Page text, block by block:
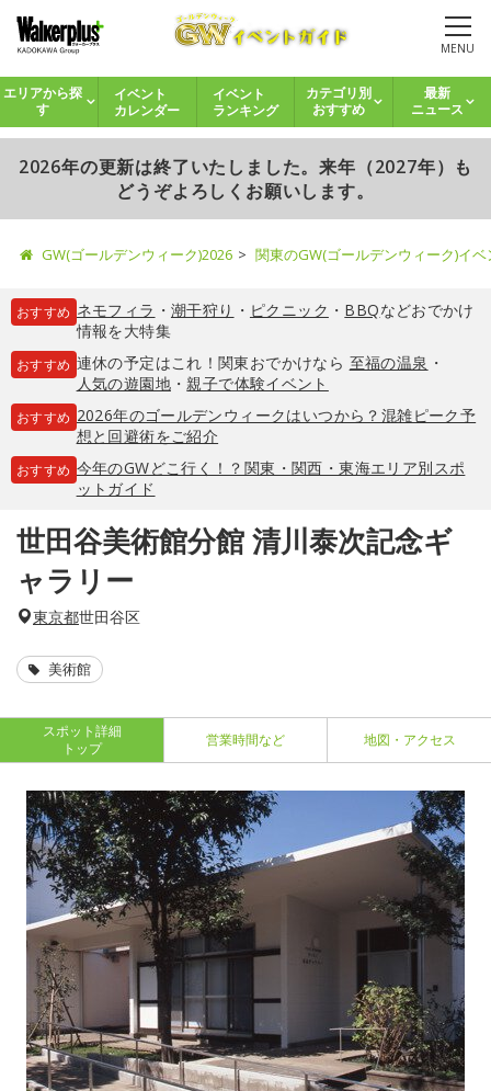
MENU
エリアから探
す
イベント
カレンダー
イベント
ランキング
カテゴリ別
おすすめ
最新
ニュース
2026年の更新は終了いたしました。来年（2027年）も
どうぞよろしくお願いします。
GW(ゴールデンウィーク)2026 関東のGW(ゴールデンウィーク)イ
おすすめ ネモフィラ ・ 潮干狩り ・ ピクニック ・ BBQなどおでかけ
情報を大特集
おすすめ 連休の予定はこれ！関東おでかけなら 至福の温泉 ・
人気の遊園地・親子で体験イベント
おすすめ 2026年のゴールデンウィークはいつから？混雑ピーク予
想と回避術をご紹介
おすすめ 今年のGWどこ行く！？関東・関西・東海エリア別スポ
ットガイド
世田谷美術館分館 清川泰次記念ギ
ャラリー
東京都世田谷区
美術館
スポット詳細
トップ
営業時間など 地図・アクセス